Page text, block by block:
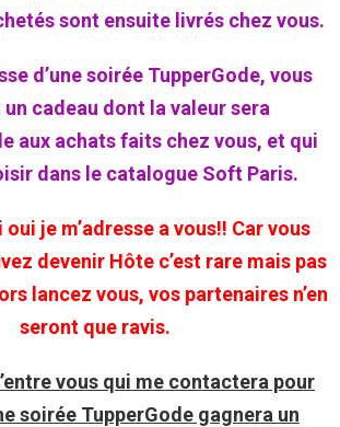
sont ensuite livrés chez vous.
d’une soirée TupperGode, vous
cadeau dont la valeur sera
aux achats faits chez vous, et qui
dans le catalogue Soft Paris.
je m’adresse a vous!! Car vous
devenir Hôte c’est rare mais pas
lancez vous, vos partenaires n’en
seront que ravis.
vous qui me contactera pour
soirée TupperGode gagnera un